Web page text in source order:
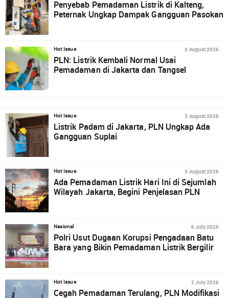
Penyebab Pemadaman Listrik di Kalteng,
Peternak Ungkap Dampak Gangguan Pasokan
Hot Issue 3 August 2026
PLN: Listrik Kembali Normal Usai
Pemadaman di Jakarta dan Tangsel
Hot Issue 3 August 2026
Listrik Padam di Jakarta, PLN Ungkap Ada
Gangguan Suplai
Hot Issue 3 August 2026
Ada Pemadaman Listrik Hari Ini di Sejumlah
Wilayah Jakarta, Begini Penjelasan PLN
Nasional 6 July 2026
Polri Usut Dugaan Korupsi Pengadaan Batu
Bara yang Bikin Pemadaman Listrik Bergilir
Hot Issue 2 July 2026
Cegah Pemadaman Terulang, PLN Modifikasi